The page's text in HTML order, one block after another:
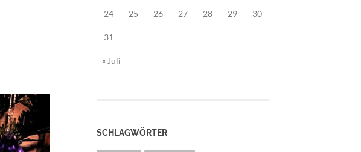
24 25 26 27 28 29 30
31
« Juli
SCHLAGWÖRTER